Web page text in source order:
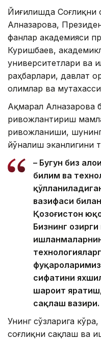
Йиғилишда Соғлиқни
Алназарова,
фанлар академияси
Куришбаев,
университетлари ва
раҳбарлари, давлат
олимлар ва
Ақмарал Алназарова
ривожлантириш
ривожланиши,
йўналиш эканлигини
– Бугун биз
билим ва
вазифаси
Қозоғистон
Бизнинг
сифатини
шароит
сақлаш вазири.
Унинг сўзларига
соғлиқни сақлаш ва